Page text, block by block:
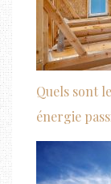
Quels sont
énergie